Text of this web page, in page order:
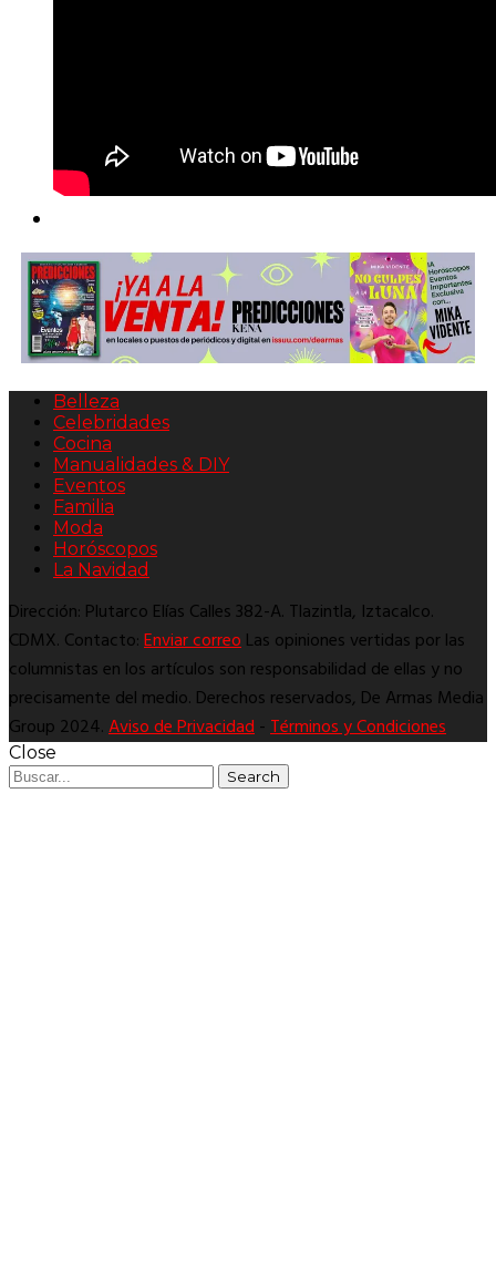
Belleza
Celebridades
Cocina
Manualidades & DIY
Eventos
Familia
Moda
Horóscopos
La Navidad
Dirección: Plutarco Elías Calles 382-A. Tlazintla, Iztacalco.
CDMX. Contacto:Enviar correoLas opiniones vertidas por las
columnistas en los artículos son responsabilidad de ellas y no
precisamente del medio. Derechos reservados, De Armas Media
Group 2024.Aviso de Privacidad-Términos y Condiciones
Close